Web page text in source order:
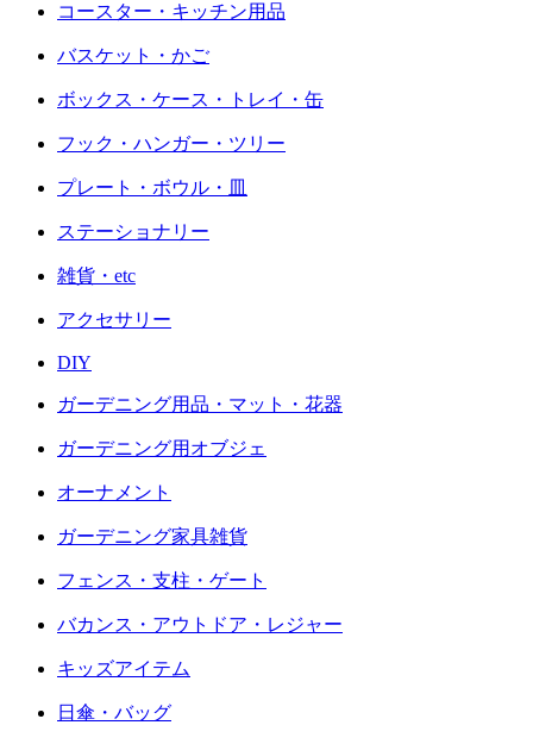
コースター・キッチン用品
バスケット・かご
ボックス・ケース・トレイ・缶
フック・ハンガー・ツリー
プレート・ボウル・皿
ステーショナリー
雑貨・etc
アクセサリー
DIY
ガーデニング用品・マット・花器
ガーデニング用オブジェ
オーナメント
ガーデニング家具雑貨
フェンス・支柱・ゲート
バカンス・アウトドア・レジャー
キッズアイテム
日傘・バッグ